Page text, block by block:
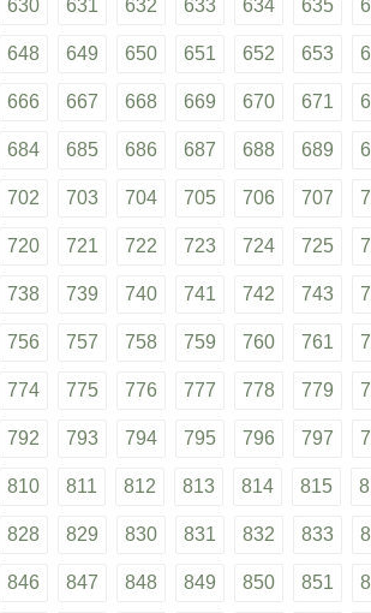
630 631 632 633 634 635
648 649 650 651 652 653
666 667 668 669 670 671
684 685 686 687 688 689
702 703 704 705 706 707
720 721 722 723 724 725
738 739 740 741 742 743
756 757 758 759 760 761
774 775 776 777 778 779
792 793 794 795 796 797
810 811 812 813 814 815
828 829 830 831 832 833
846 847 848 849 850 851